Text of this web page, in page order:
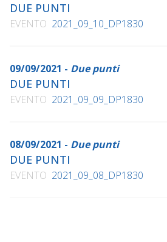
DUE PUNTI
EVENTO 2021_09_10_DP1830
09/09/2021 - Due punti
DUE PUNTI
EVENTO 2021_09_09_DP1830
08/09/2021 - Due punti
DUE PUNTI
EVENTO 2021_09_08_DP1830